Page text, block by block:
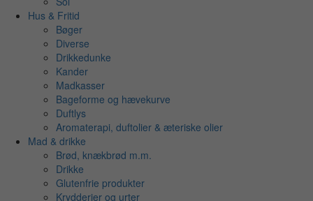
Hus & Fritid
Bøger
Diverse
Drikkedunke
Kander
Madkasser
Bageforme og hævekurve
Duftlys
Aromaterapi, duftolier & æteriske olier
Mad & drikke
Brød, knækbrød m.m.
Drikke
Glutenfrie produkter
Krydderier og urter